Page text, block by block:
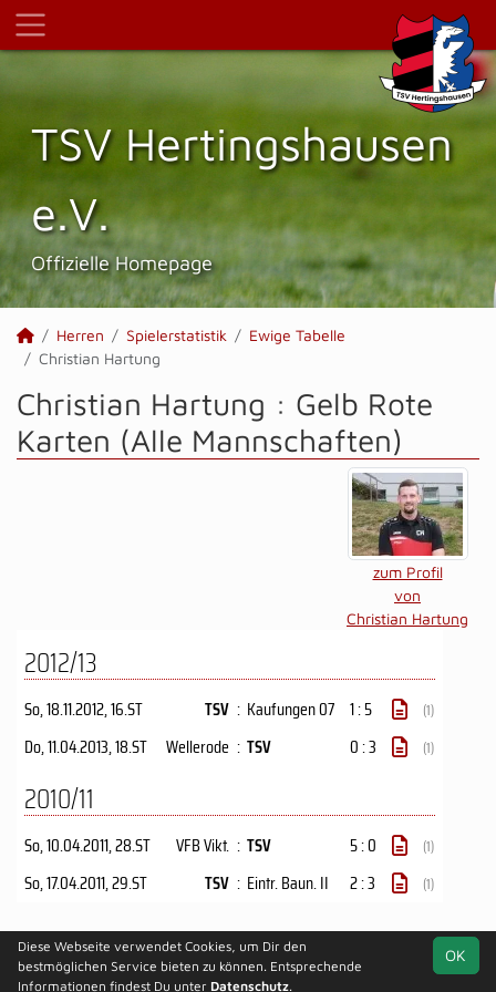
TSV Hertings­hausen
e.V.
Offizielle Homepage
Herren Spielerstatistik
Ewige Tabelle
Christian Hartung
Christian Hartung : Gelb Rote
Karten (Alle Mannschaften)
zum Profil
von
Christian Hartung
2012/13
So, 18.11.2012, 16.ST TSV : Kaufungen 07 1 : 5 (1)
Do, 11.04.2013, 18.ST Wellerode : TSV 0 : 3 (1)
2010/11
So, 10.04.2011, 28.ST VFB Vikt. : TSV 5 : 0 (1)
So, 17.04.2011, 29.ST TSV : Eintr. Baun. II 2 : 3 (1)
soccero.de
© 2006 - 2026
OK
Diese Webseite verwendet Cookies, um Dir den
bestmöglichen Service bieten zu können. Entsprechende
Informationen findest Du unter Datenschutz.